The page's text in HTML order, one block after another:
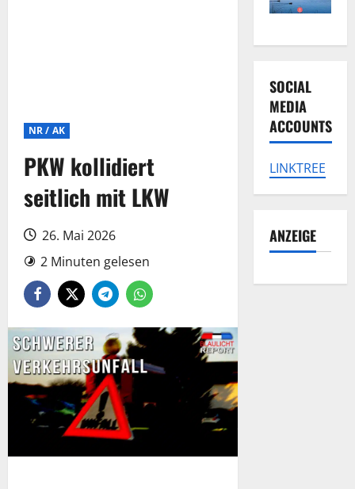
NR / AK
PKW kollidiert
seitlich mit LKW
26. Mai 2026
2 Minuten gelesen
SOCIAL
MEDIA
ACCOUNTS
LINKTREE
ANZEIGE